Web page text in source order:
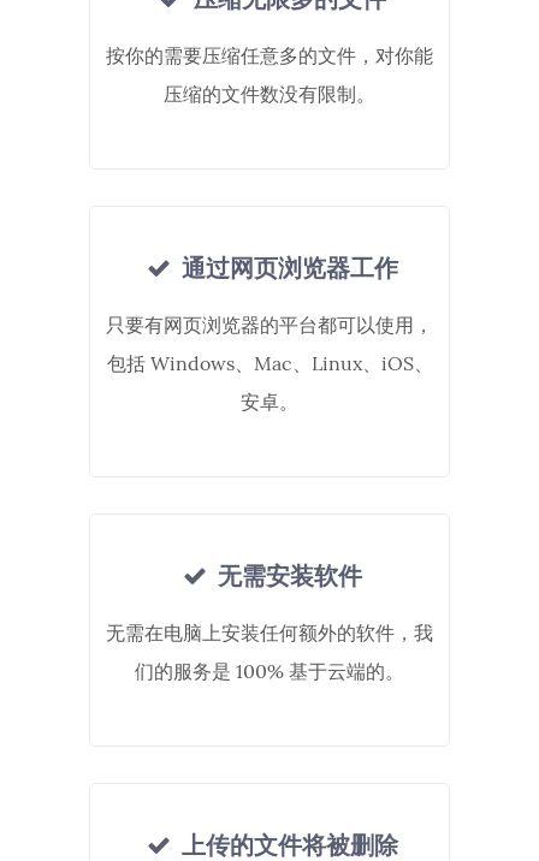
按你的需要压缩任意多的文件，对你能
压缩的文件数没有限制。
通过网页浏览器工作
只要有网页浏览器的平台都可以使用，
包括 Windows、Mac、Linux、iOS、
安卓。
无需安装软件
无需在电脑上安装任何额外的软件，我
们的服务是 100% 基于云端的。
上传的文件将被删除